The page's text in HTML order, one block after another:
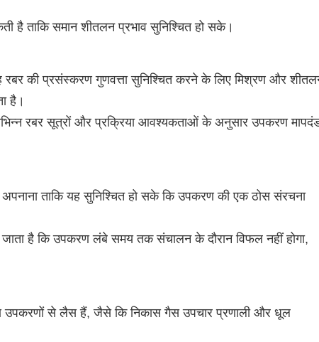
है ताकि समान शीतलन प्रभाव सुनिश्चित हो सके।
की प्रसंस्करण गुणवत्ता सुनिश्चित करने के लिए मिश्रण और
है।
रबर सूत्रों और प्रक्रिया आवश्यकताओं के अनुसार उपकरण
अपनाना ताकि यह सुनिश्चित हो सके कि उपकरण की एक ठोस संरचना
जाता है कि उपकरण लंबे समय तक संचालन के दौरान विफल नहीं होगा,
उपकरणों से लैस हैं, जैसे कि निकास गैस उपचार प्रणाली और धूल